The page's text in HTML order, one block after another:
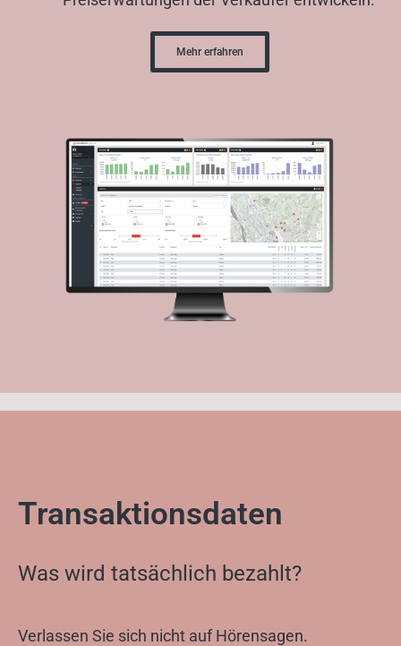
Mehr erfahren
Transaktionsdaten
Was wird tatsächlich bezahlt?
Verlassen Sie sich nicht auf Hörensagen.